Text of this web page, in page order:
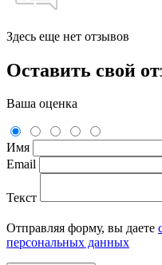
Здесь еще нет отзывов
Оставить свой
Ваша оценка
Имя
Email
Текст
Отправляя форму, вы даете
персональных данных